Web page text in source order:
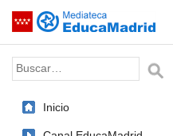
Saltar navegación
Palabra o frase:
Inicio